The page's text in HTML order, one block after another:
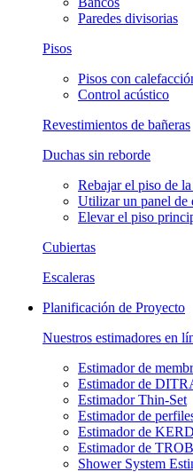
Paredes divisorias
Pisos
Pisos con
Control acústico
Revestimientos de bañeras
Duchas sin reborde
Rebajar el piso de
Utilizar un panel de
Elevar el piso
Cubiertas
Escaleras
Planificación de Proyecto
Nuestros estimadores en
Estimador de
Estimador de
Estimador Thin-Set
Estimador de
Estimador de
Estimador de
Shower System